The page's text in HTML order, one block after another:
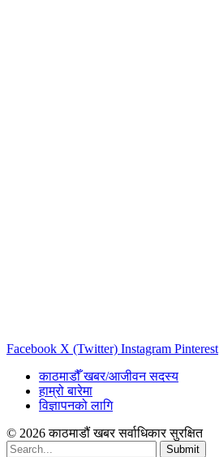
Facebook X (Twitter) Instagram Pinterest
काठमाडौँ खबर/आजीवन सदस्य
हाम्रो बारेमा
विज्ञापनको लागि
© 2026 काठमाडौं खबर सर्वाधिकार सुरक्षित
Submit